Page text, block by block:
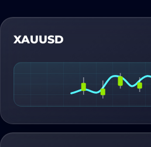
XAUUSD